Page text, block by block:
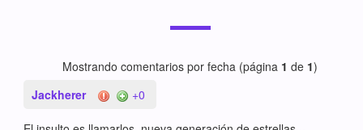
Mostrando comentarios por fecha (página 1 de 1)
Jackherer
+0